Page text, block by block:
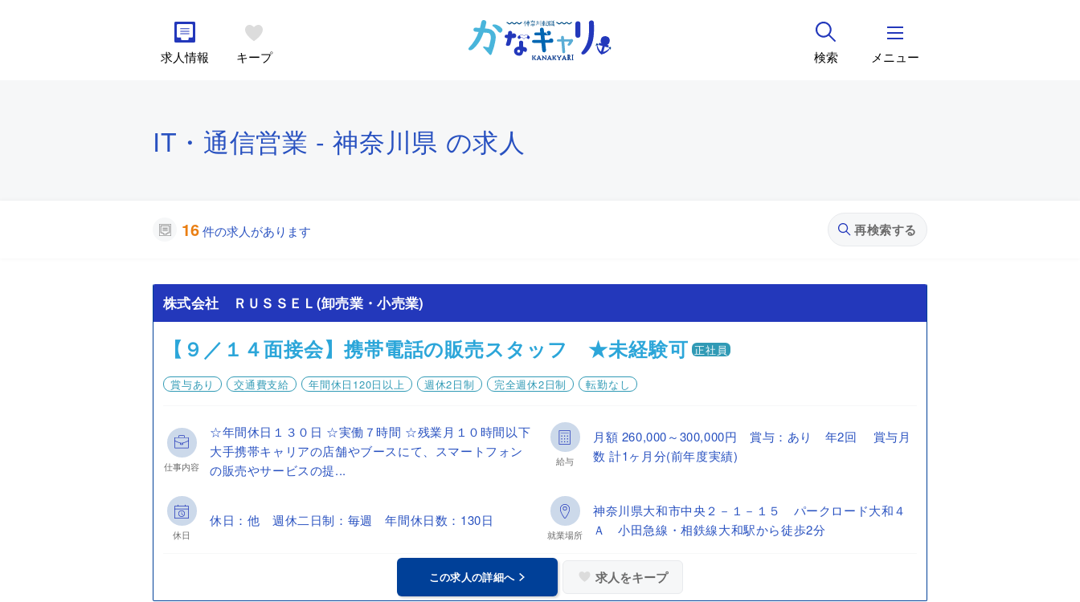
求人情報 キープ 検索 メニュー
IT・通信営業 - 神奈川県 の求人
16件の求人があります 再検索する
株式会社 ＲＵＳＳＥＬ(卸売業・小売業)
【９／１４面接会】携帯電話の販売スタッフ ★未経験可 正社員
賞与あり 交通費支給 年間休日120日以上 週休2日制 完全週休2日制 転勤なし
仕事内容
☆年間休日１３０日 ☆実働７時間 ☆残業月１０時間以下
大手携帯キャリアの店舗やブースにて、スマートフォン
の販売やサービスの提...
給与
月額 260,000～300,000円 賞与：あり 年2回 賞与月
数 計1ヶ月分(前年度実績)
休日
休日：他 週休二日制：毎週 年間休日数：130日
就業場所
神奈川県大和市中央２－１－１５ パークロード大和４
Ａ 小田急線・相鉄線大和駅から徒歩2分
この求人の詳細へ 求人をキープ